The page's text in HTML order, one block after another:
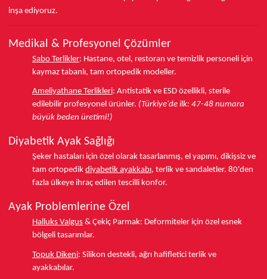
inşa ediyoruz.
Medikal & Profesyonel Çözümler
Sabo Terlikler: Hastane, otel, restoran ve temizlik personeli için
kaymaz tabanlı, tam ortopedik modeller.
Ameliyathane Terlikleri: Antistatik ve ESD özellikli, sterile
edilebilir profesyonel ürünler. (Türkiye'de ilk: 47-48 numara
büyük beden üretimi!)
Diyabetik Ayak Sağlığı
Şeker hastaları için özel olarak tasarlanmış, el yapımı, dikişsiz ve
tam ortopedik diyabetik ayakkabı, terlik ve sandaletler. 80'den
fazla ülkeye ihraç edilen tescilli konfor.
Ayak Problemlerine Özel
Halluks Valgus & Çekiç Parmak: Deformiteler için özel esnek
bölgeli tasarımlar.
Topuk Dikeni: Silikon destekli, ağrı hafifletici terlik ve
ayakkabılar.